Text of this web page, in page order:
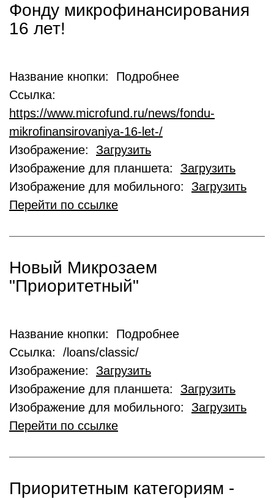
Фонду микрофинансирования
16 лет!
Название кнопки: Подробнее
Ссылка:
https://www.microfund.ru/news/fondu-
mikrofinansirovaniya-16-let-/
Изображение: Загрузить
Изображение для планшета: Загрузить
Изображение для мобильного: Загрузить
Перейти по ссылке
Новый Микрозаем
"Приоритетный"
Название кнопки: Подробнее
Ссылка: /loans/classic/
Изображение: Загрузить
Изображение для планшета: Загрузить
Изображение для мобильного: Загрузить
Перейти по ссылке
Приоритетным категориям -